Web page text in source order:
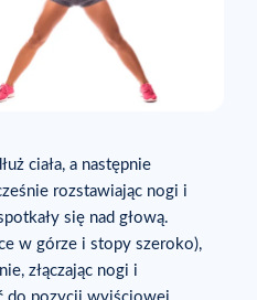
ciała, a następnie
rozstawiając nogi i
się nad głową.
w górze i stopy szeroko),
złączając nogi i